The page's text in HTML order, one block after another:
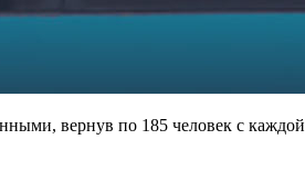
вернув по 185 человек с